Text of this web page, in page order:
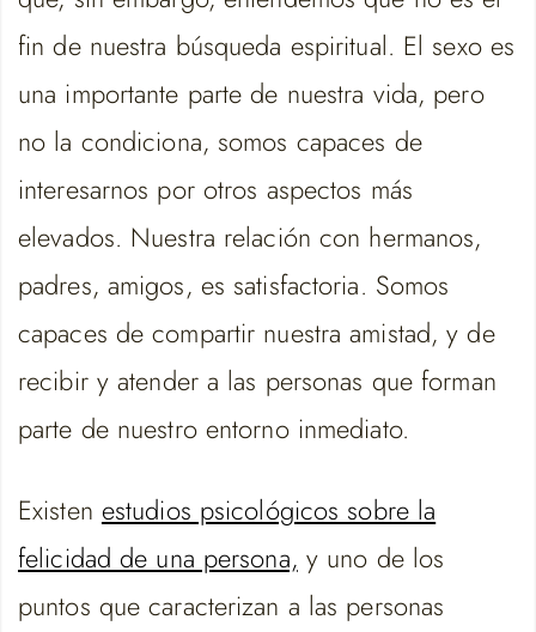
fin de nuestra búsqueda espiritual. El sexo es
una importante parte de nuestra vida, pero
no la condiciona, somos capaces de
interesarnos por otros aspectos más
elevados. Nuestra relación con hermanos,
padres, amigos, es satisfactoria. Somos
capaces de compartir nuestra amistad, y de
recibir y atender a las personas que forman
parte de nuestro entorno inmediato.
Existen estudios psicológicos sobre la
felicidad de una persona, y uno de los
puntos que caracterizan a las personas